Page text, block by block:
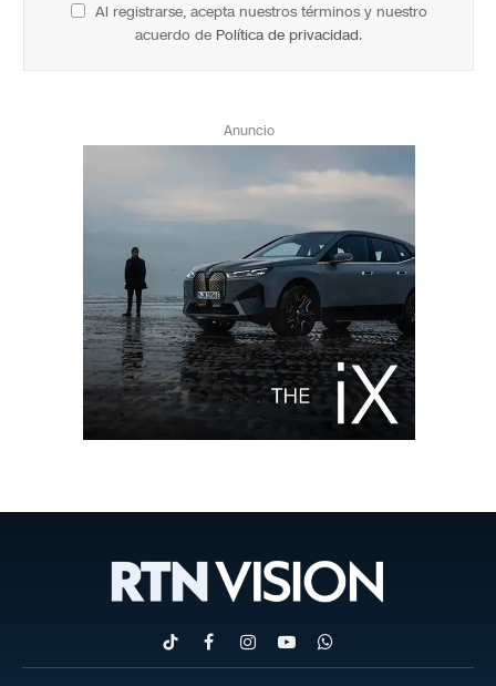
Al registrarse, acepta nuestros términos y nuestro
acuerdo de Política de privacidad.
Anuncio
TikTokFacebookInstagram
YouTubeWhatsApp